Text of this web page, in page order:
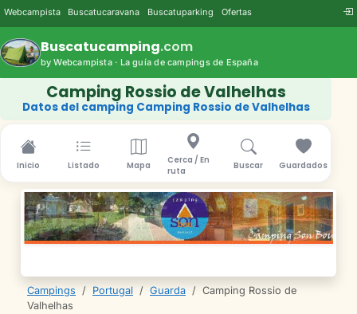
Webcampista Buscatucaravana Buscatuparking Ofertas
Buscatucamping.com
by Webcampista · La guía de campings de España
Camping Rossio de Valhelhas
Datos del camping Camping Rossio de Valhelhas
Inicio Listado Mapa
Cerca / En
ruta
Buscar Guardados
Campings / Portugal / Guarda / Camping Rossio de
Valhelhas